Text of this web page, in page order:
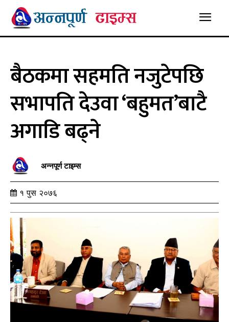
बैठकमा सहमति नजुटेपछि
सभापति देउवा ‘बहुमत’बाटै
अगाडि बढ्ने
अन्नपूर्ण टाइम्स
१ पुस २०७६